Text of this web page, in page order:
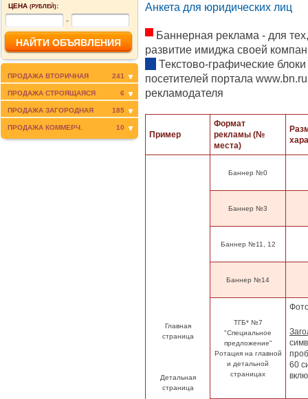
ЦЕНА (РУБЛЕЙ):
-
ПРОДАЖА ВТОРИЧНАЯ 241
ПРОДАЖА СТРОЯЩАЯСЯ 6
ПРОДАЖА ЗАГОРОДНАЯ 185
ПРОДАЖА КОММЕРЧ. 10
Анкета для юридических лиц
Баннерная реклама - для
развитие имиджа своей
Текстово-графические
посетителей портала
рекламодателя
Пример
Формат
рекламы (№
места)
Главная
страница
Детальная
страница
Баннер №0
Баннер №3
Баннер №11, 12
Баннер №14
ТГБ* №7
"Специальное
предложение"
Ротация на главной
и детальной
страницах
60